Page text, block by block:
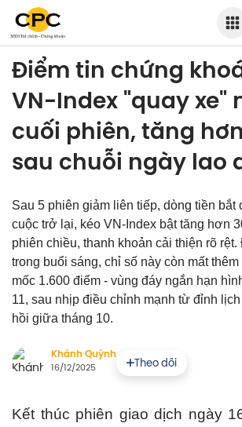
Điểm tin chứng
VN-Index "quay xe"
cuối phiên, tăng
sau chuỗi ngày lao
Sau 5 phiên giảm liên tiếp, dòng tiền bắt
cuộc trở lại, kéo VN-Index bật tăng hơn
phiên chiều, thanh khoản cải thiện rõ
trong buổi sáng, chỉ số này còn mất
mốc 1.600 điểm - vùng đáy ngắn hạn
11, sau nhịp điều chỉnh mạnh từ đỉnh
hồi giữa tháng 10.
Khánh Quỳnh
16/12/2025 Theo dõi
Kết thúc phiên giao dịch ngày